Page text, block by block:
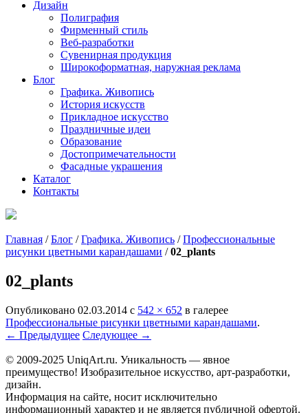
Дизайн
Полиграфия
Фирменный стиль
Веб-разработки
Сувенирная продукция
Широкоформатная, наружная реклама
Блог
Графика. Живопись
История искусств
Прикладное искусство
Праздничные идеи
Образование
Достопримечательности
Фасадные украшения
Каталог
Контакты
Главная /Блог /Графика. Живопись /Профессиональные
рисунки цветными карандашами /02_plants
02_plants
Опубликовано 02.03.2014 с 542 × 652 в галерее
Профессиональные рисунки цветными карандашами.
← Предыдущее Следующее →
© 2009-2025 UniqАrt.ru. Уникальность — явное
преимущество! Изобразительное искусство, арт-разработки,
дизайн.
Информация на сайте, носит исключительно
информационный характер и не является публичной офертой.